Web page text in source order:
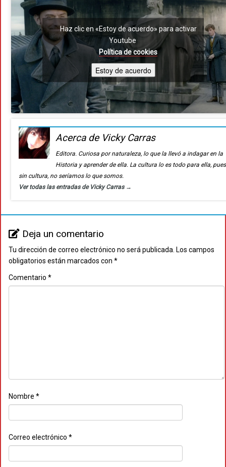
Haz clic en «Estoy de acuerdo» para activar
Youtube
Política de cookies
Estoy de acuerdo
Acerca de Vicky Carras
Editora. Curiosa por naturaleza, lo que la llevó a indagar en la
Historia y aprender de ella. La cultura lo es todo para ella, pues
sin cultura, no seríamos lo que somos.
Ver todas las entradas de Vicky Carras →
Deja un comentario
Tu dirección de correo electrónico no será publicada. Los campos
obligatorios están marcados con *
Comentario *
Nombre *
Correo electrónico *